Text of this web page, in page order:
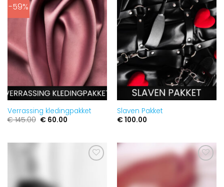
-59%
Aan
verlanglijst
toevoegen
Verrassing kledingpakket
€145.00 Oorspronkelijke
€60.00Huidige
Aan
verlanglijst
toevoegen
Slaven Pakket
€100.00
verlanglijst